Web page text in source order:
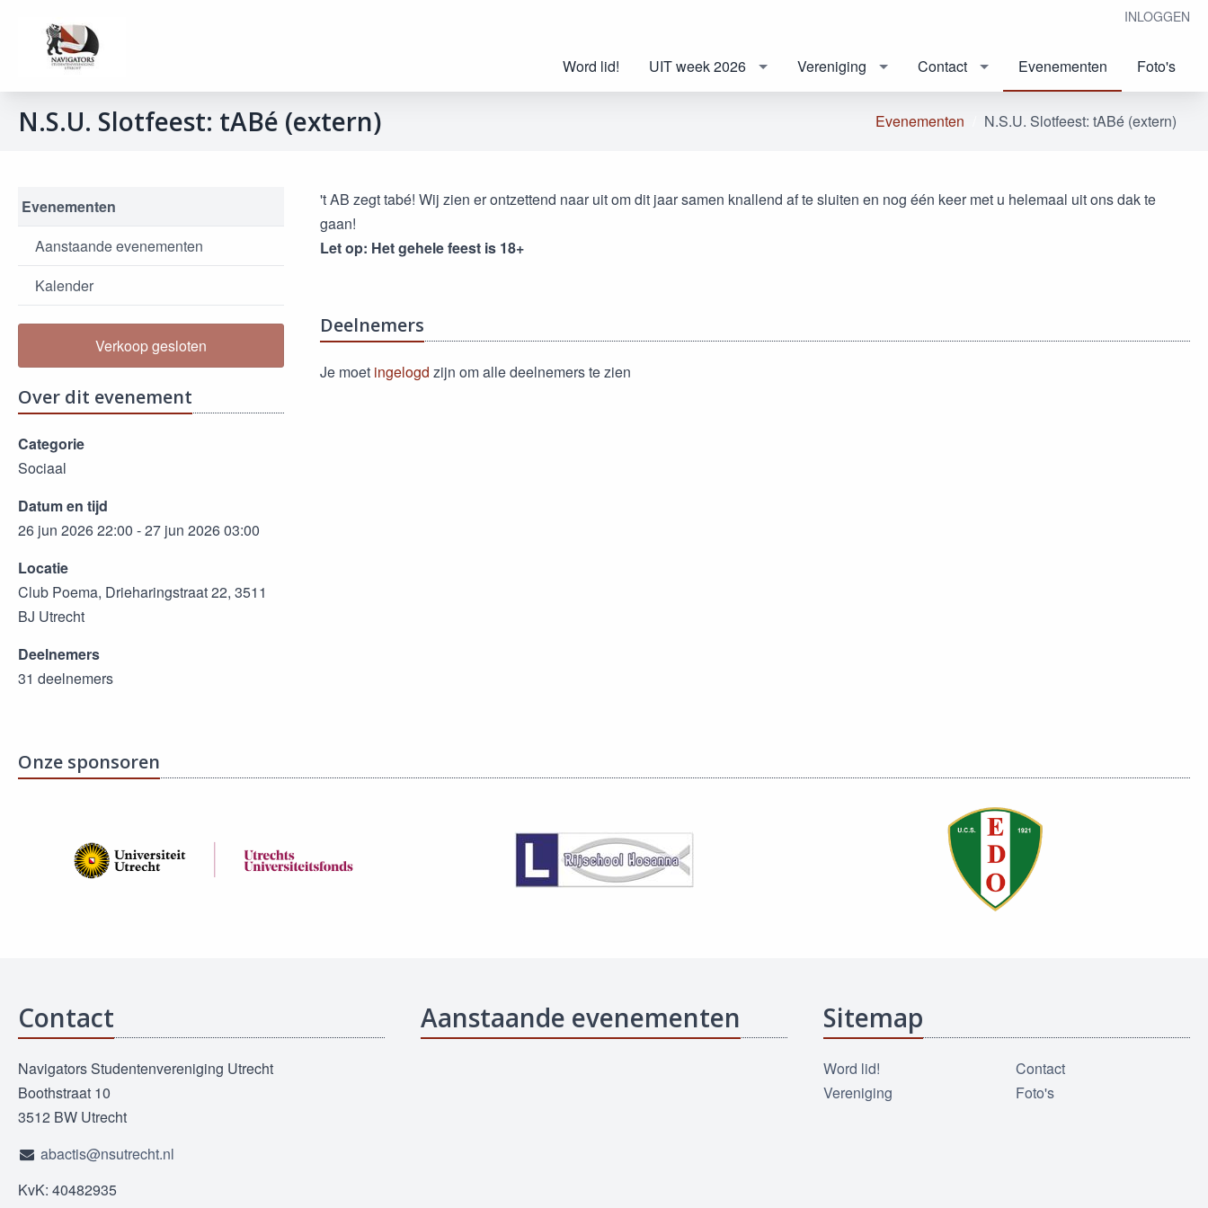
INLOGGEN
Word lid! UIT week 2026 Vereniging Contact Evenementen Foto's
Evenementen N.S.U. Slotfeest: tABé (extern)
N.S.U. Slotfeest: tABé (extern)
Evenementen
Aanstaande evenementen
Kalender
Verkoop gesloten
Over dit evenement
Categorie
Sociaal
Datum en tijd
26 jun 2026 22:00 - 27 jun 2026 03:00
Locatie
Club Poema, Drieharingstraat 22, 3511
BJ Utrecht
Deelnemers
31 deelnemers
't AB zegt tabé! Wij zien er ontzettend naar uit om dit jaar samen knallend af te sluiten en nog één keer met u helemaal uit ons dak te
gaan!
Let op: Het gehele feest is 18+
Deelnemers
Je moet ingelogd zijn om alle deelnemers te zien
Onze sponsoren
Contact
Navigators Studentenvereniging Utrecht
Boothstraat 10
3512 BW Utrecht
abactis@nsutrecht.nl
KvK: 40482935
Aanstaande evenementen Sitemap
Word lid!
Vereniging
Contact
Foto's